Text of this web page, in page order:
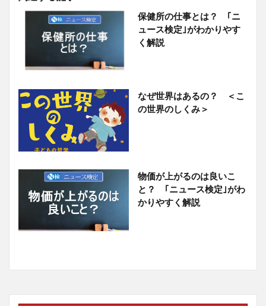
保健所の仕事とは？ ｢ニ
ュース検定｣がわかりやす
く解説
なぜ世界はあるの？ ＜こ
の世界のしくみ＞
物価が上がるのは良いこ
と？ ｢ニュース検定｣がわ
かりやすく解説